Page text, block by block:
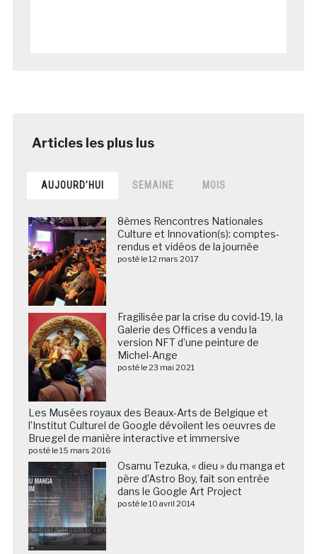
AUJOURD’HUI SEMAINE MOIS
8èmes Rencontres Nationales
Culture et Innovation(s): comptes-
rendus et vidéos de la journée
posté le 12 mars 2017
Fragilisée par la crise du covid-19, la
Galerie des Offices a vendu la
version NFT d’une peinture de
Michel-Ange
posté le 23 mai 2021
Les Musées royaux des Beaux-Arts de Belgique et
l’Institut Culturel de Google dévoilent les oeuvres de
Bruegel de manière interactive et immersive
posté le 15 mars 2016
Osamu Tezuka, « dieu » du manga et
père d’Astro Boy, fait son entrée
dans le Google Art Project
posté le 10 avril 2014